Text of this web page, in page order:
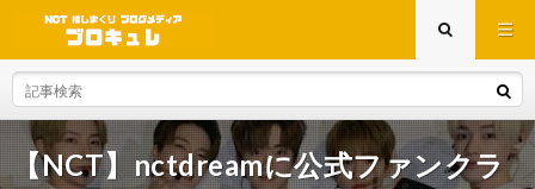
【NCT】nctdreamに公式ファンクラ